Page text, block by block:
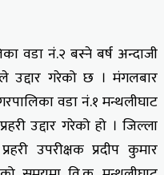
वडा नं.२ बस्ने बर्ष अन्दाजी
उद्दार गरेको छ । मंगलबार
वडा नं.१ मन्थलीघाट
उद्दार गरेको हो । जिल्ला
उपरीक्षक प्रदीप कुमार